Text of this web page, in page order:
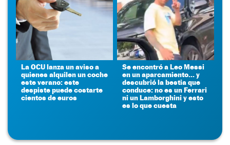
La OCU lanza un aviso a
quienes alquilen un coche
este verano: este
despiste puede costarte
cientos de euros
Se encontró a Leo Messi
en un aparcamiento... y
descubrió la bestia que
conduce: no es un Ferrari
ni un Lamborghini y esto
es lo que cuesta